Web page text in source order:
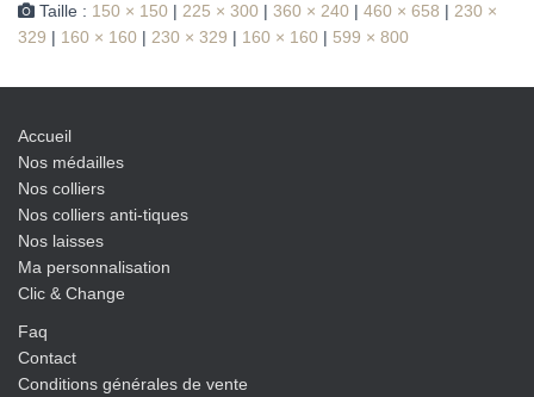
Taille : 150 × 150 | 225 × 300 | 360 × 240 | 460 × 658 | 230 ×
329 | 160 × 160 | 230 × 329 | 160 × 160 | 599 × 800
Accueil
Nos médailles
Nos colliers
Nos colliers anti-tiques
Nos laisses
Ma personnalisation
Clic & Change
Faq
Contact
Conditions générales de vente